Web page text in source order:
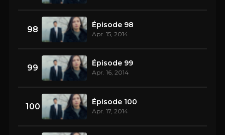
98 Épisode 98
Apr. 15, 2014
99 Épisode 99
Apr. 16, 2014
100 Épisode 100
Apr. 17, 2014